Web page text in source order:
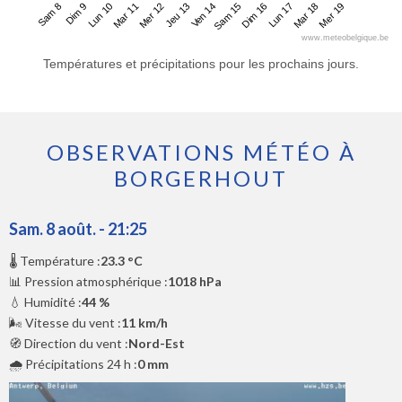
Sam 8Dim 9Lun 10Mar 11Mer 12Jeu 13Ven 14Sam 15Dim 16Lun 17Mar 18Mer 19
www.meteobelgique.be
Températures et précipitations pour les prochains jours.
OBSERVATIONS MÉTÉO À
BORGERHOUT
Sam. 8 août. - 21:25
🌡️ Température :23.3 °C
📊 Pression atmosphérique :1018 hPa
💧 Humidité :44 %
🌬️ Vitesse du vent :11 km/h
🧭 Direction du vent :Nord-Est
🌧️ Précipitations 24 h :0 mm